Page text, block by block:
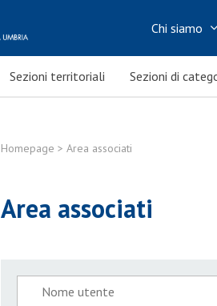
Chi siamo
Sezioni territoriali Sezioni di
Homepage > Area associati
Area associati